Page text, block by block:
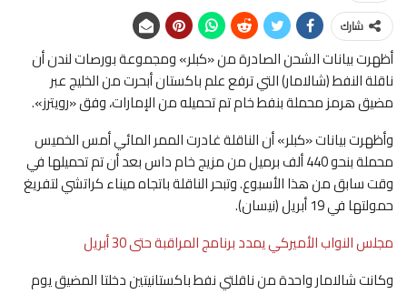
شارك
أظهرت بيانات الشحن الصادرة من «كبلر» ومجموعة بورصات لندن أن
ناقلة النفط (شالامار) ​التي ترفع علم باكستان أبحرت من الخليج عبر
مضيق هرمز محملة بنفط خام تم تحميله من الإمارات، وفق «رويترز».
وأظهرت بيانات «كبلر» أن الناقلة غادرت الممر المائي أمس الخميس
محملة بنحو 440 ألف ‌برميل من ‌مزيج خام داس ​بعد ‌أن ⁠تم ​تحميلها في
وقت ⁠سابق من هذا الأسبوع. وتبحر الناقلة باتجاه ميناء كراتشي لتفريغ
حمولتها في 19 أبريل (نيسان).
مجلس النواب الأميركي يمدد برنامج المراقبة حتى 30 أبريل
وكانت شالامار واحدة من ناقلتي نفط باكستانيتين دخلتا المضيق يوم